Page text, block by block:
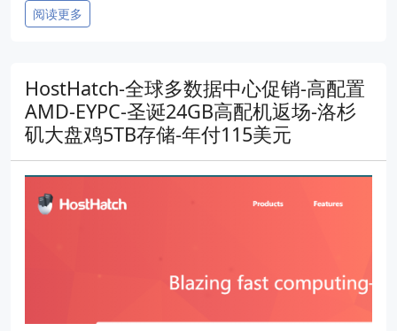
阅读更多
HostHatch-全球多数据中心促销-高配置
AMD-EYPC-圣诞24GB高配机返场-洛杉
矶大盘鸡5TB存储-年付115美元